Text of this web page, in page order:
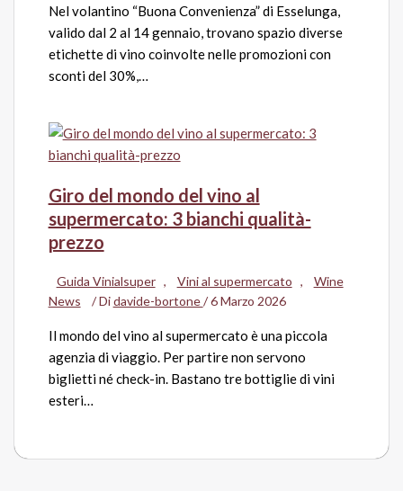
Nel volantino “Buona Convenienza” di Esselunga,
valido dal 2 al 14 gennaio, trovano spazio diverse
etichette di vino coinvolte nelle promozioni con
sconti del 30%,…
Giro del mondo del vino al
supermercato: 3 bianchi qualità-
prezzo
Guida Vinialsuper , Vini al supermercato ,
Wine
News
/ Didavide-bortone/6 Marzo 2026
Il mondo del vino al supermercato è una piccola
agenzia di viaggio. Per partire non servono
biglietti né check-in. Bastano tre bottiglie di vini
esteri…